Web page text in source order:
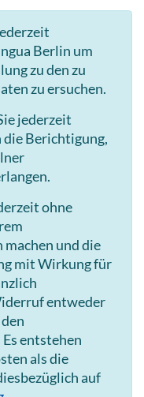
Berlin um
zu den zu
zu ersuchen.
jederzeit
die Berichtigung,
ohne
und die
mit Wirkung für
entweder
entstehen
als die
auf